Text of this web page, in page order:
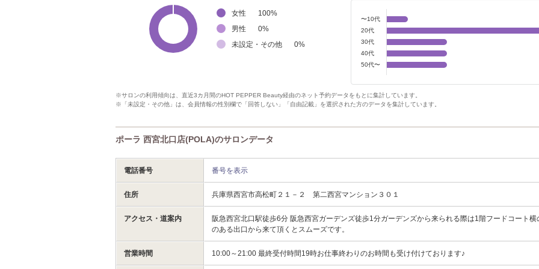
女性 100%
男性
0%
未設定・その他
0%
〜10代
20代
30代
40代
50代〜
※サロンの利用傾向は、直近3カ月間のHOT PEPPER Beauty経由のネット予約データをもとに集計しています。
※「未設定・その他」は、会員情報の性別欄で「回答しない」「自由記載」を選択された方のデータを集計しています。
ポーラ 西宮北口店(POLA)のサロンデータ
電話番号 番号を表示
住所 兵庫県西宮市高松町２１－２ 第二西宮マンション３０１
アクセス・道案内
阪急西宮北口駅徒歩6分 阪急西宮ガーデンズ徒歩1分ガーデンズから来られる際は1階フードコート横
のある出口から来て頂くとスムーズです。
営業時間 10:00～21:00 最終受付時間19時お仕事終わりのお時間も受け付けております♪